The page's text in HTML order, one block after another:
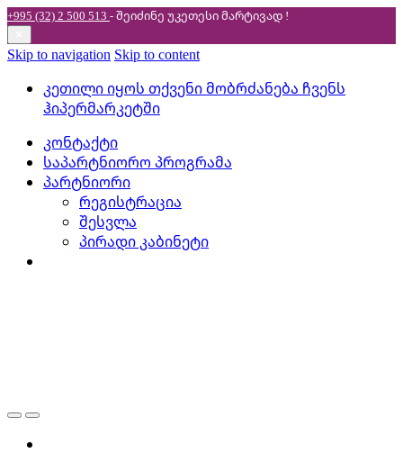
+995 (32) 2 500 513 - შეიძინე უკეთესიმარტივად !
Skip to navigation Skip to content
კეთილი იყოს თქვენი მობრძანება ჩვენს
ჰიპერმარკეტში
კონტაქტი
საპარტნიორო პროგრამა
პარტნიორი
რეგისტრაცია
შესვლა
პირადი კაბინეტი